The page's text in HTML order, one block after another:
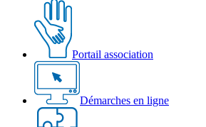
Portail association
Démarches en ligne